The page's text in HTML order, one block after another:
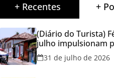
+ Recentes +
(Diário do Turista)
julho impulsionam
hospedagem em
reforçam cuidados
31 de julho de 2026